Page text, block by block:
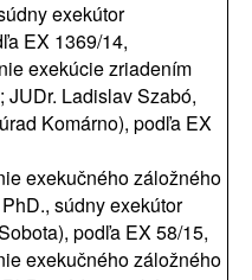
exekútor
EX 1369/14,
exekúcie zriadením
Ladislav Szabó,
Komárno), podľa EX
exekučného záložného
súdny exekútor
podľa EX 58/15,
exekučného záložného